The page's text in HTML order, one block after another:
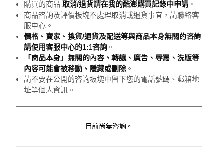
購買的商品 取消/退貨請在我的酷澎購買記錄中申請 。
商品咨詢及評價板塊不處理取消或退貨事宜，請聯絡客
服中心。
價格、賣家、換貨/退貨及配送等與商品本身無關的咨詢
請使用客服中心的1:1咨詢 。
「商品本身」無關的內容、轉讓、廣告、辱罵、洗版等
內容可能會被移動、隱藏或刪除。
請不要在公開的咨詢板塊中留下您的電話號碼、郵箱地
址等個人資訊。
目前尚無咨詢。